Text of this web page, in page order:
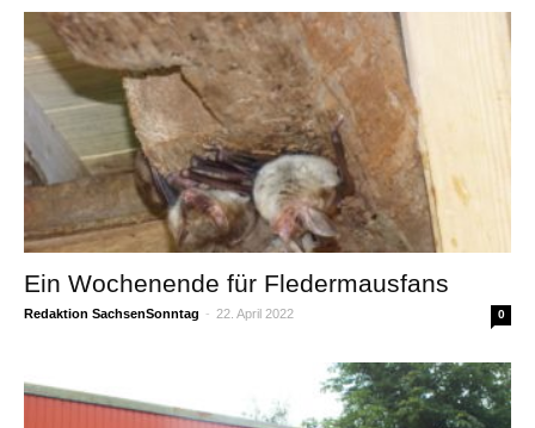
Ein Wochenende für Fledermausfans
Redaktion SachsenSonntag - 22. April 2022 0